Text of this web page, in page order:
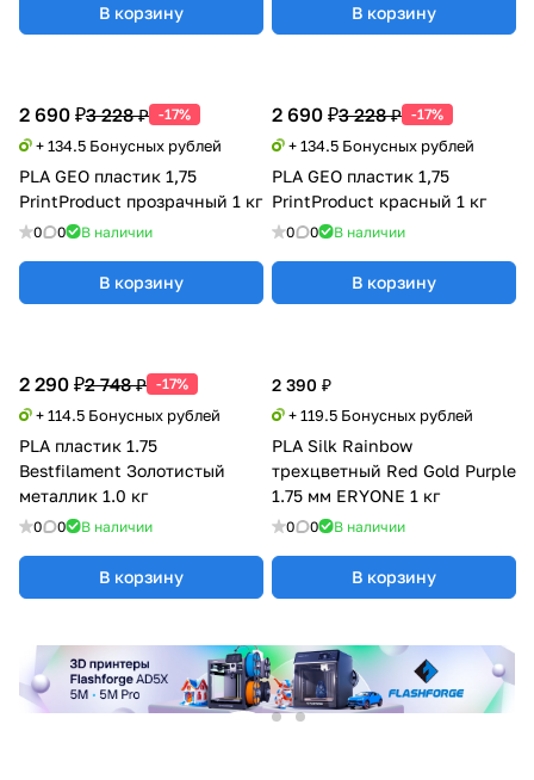
В корзину В корзину
2 690 ₽3 228 ₽ -17%
+ 134.5 Бонусных рублей
PLA GEO пластик 1,75
PrintProduct красный 1 кг
0 0 В наличии
В корзину
2 290 ₽2 748 ₽ -17%
+ 114.5 Бонусных рублей
PLA пластик 1.75
Bestfilament Золотистый
металлик 1.0 кг
0 0 В наличии
В корзину
2 390 ₽
+ 119.5 Бонусных рублей
PLA Silk Rainbow
трехцветный Red Gold Purple
1.75 мм ERYONE 1 кг
0 0 В наличии
В корзину
2 690 ₽3 228 ₽ -17%
+ 134.5 Бонусных рублей
PLA GEO пластик 1,75
PrintProduct прозрачный 1 кг
0 0 В наличии
В корзину